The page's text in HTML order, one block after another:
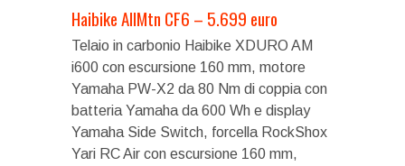
Haibike AllMtn CF6 – 5.699 euro
Telaio in carbonio Haibike XDURO AM
i600 con escursione 160 mm, motore
Yamaha PW-X2 da 80 Nm di coppia con
batteria Yamaha da 600 Wh e display
Yamaha Side Switch, forcella RockShox
Yari RC Air con escursione 160 mm,